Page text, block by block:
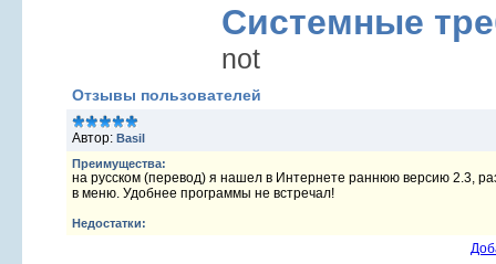
Системные
not
Отзывы пользователей
Автор: Basil
Преимущества:
на русском (перевод) я нашел в Интернете раннюю версию 2.3,
в меню. Удобнее программы не встречал!
Недостатки: